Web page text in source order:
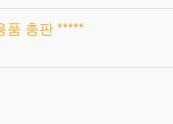
품 총판 *****